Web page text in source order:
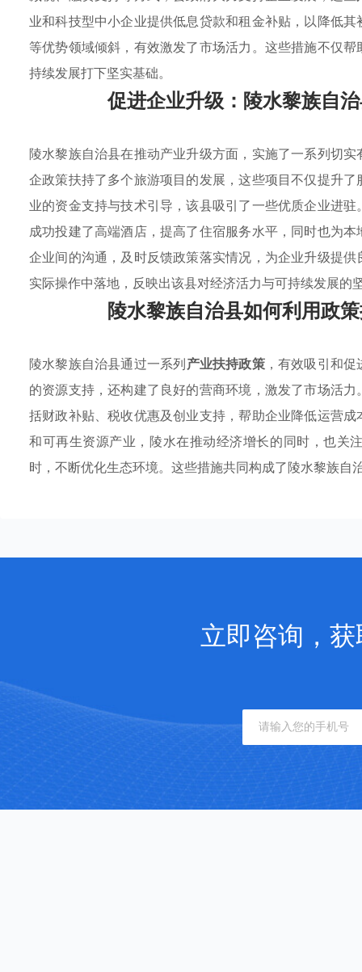
业和科技型中小企业提供低息贷款和租金补贴，以降低
等优势领域倾斜，有效激发了市场活力。这些措施不仅
持续发展打下坚实基础。
促进企业升级：陵水黎族自
陵水黎族自治县在推动产业升级方面，实施了一系列切实
企政策扶持了多个旅游项目的发展，这些项目不仅提升
业的资金支持与技术引导，该县吸引了一些优质企业进
成功投建了高端酒店，提高了住宿服务水平，同时也为
企业间的沟通，及时反馈政策落实情况，为企业升级提
实际操作中落地，反映出该县对经济活力与可持续发展的
陵水黎族自治县如何利用政
陵水黎族自治县通过一系列产业扶持政策，有效吸引和促
的资源支持，还构建了良好的营商环境，激发了市场活
括财政补贴、税收优惠及创业支持，帮助企业降低运营
和可再生资源产业，陵水在推动经济增长的同时，也关
时，不断优化生态环境。这些措施共同构成了陵水黎族
立即咨询，